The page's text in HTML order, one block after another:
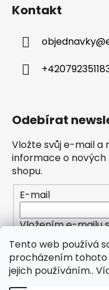
Tento web používá
procházením tohoto
jejich používáním..
Kontakt
objednavky@
Odebírat
Vložte svůj e-mail a
informace o
shopu.
E-mail
Vložením e-mailu
ochrany
PŘIHLÁSIT SE